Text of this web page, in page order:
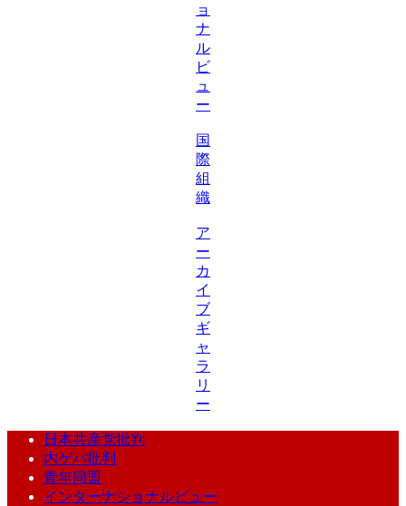
ョ
ナ
ル
ビ
ュ
ー
国
際
組
織
ア
ー
カ
イ
ブ
ギ
ャ
ラ
リ
ー
日本共産党批判
内ゲバ批判
青年同盟
インターナショナルビュー